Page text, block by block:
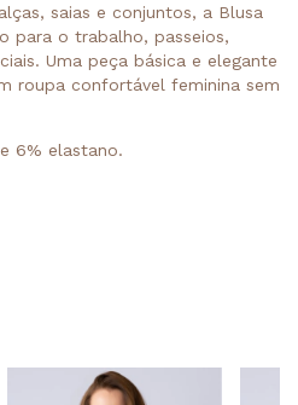
saias e conjuntos, a Blusa
para o trabalho, passeios,
Uma peça básica e elegante
roupa confortável feminina sem
6% elastano.